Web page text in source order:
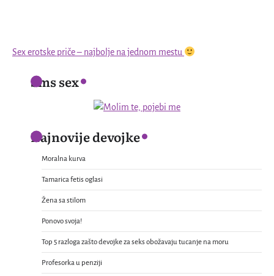
Sex erotske priče – najbolje na jednom mestu
Sms sex
Najnovije devojke
Moralna kurva
Tamarica fetis oglasi
Žena sa stilom
Ponovo svoja!
Top 5 razloga zašto devojke za seks obožavaju tucanje na moru
Profesorka u penziji